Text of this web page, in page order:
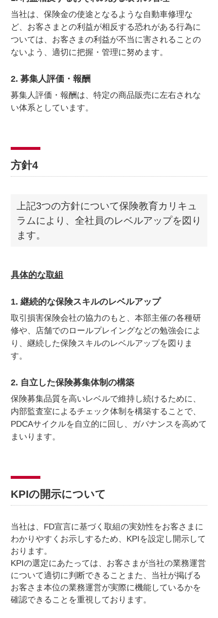
当社は、保険金の使途となるような自動車修理な
ど、お客さまとの利益が相反する恐れがある行為に
ついては、お客さまの利益が不当に害されることの
ないよう、適切に把握・管理に努めます。
2. 募集人評価・報酬
募集人評価・報酬は、特定の商品販売に左右されな
い体系としています。
方針4
上記3つの方針について保険教育カリキュ
ラムにより、全社員のレベルアップを図り
ます。
具体的な取組
1. 継続的な保険スキルのレベルアップ
取引損害保険会社の協力のもと、本部主催の各種研
修や、店舗でのロールプレイングなどの勉強会によ
り、継続した保険スキルのレベルアップを図りま
す。
2. 自立した保険募集体制の構築
保険募集品質を高いレベルで維持し続けるために、
内部監査室によるチェック体制を構築することで、
PDCAサイクルを自立的に回し、ガバナンスを高めて
まいります。
KPIの開示について
当社は、FD宣言に基づく取組の実効性をお客さまに
わかりやすくお示しするため、KPIを設定し開示して
おります。
KPIの選定にあたっては、お客さまが当社の業務運営
について適切に判断できることまた、当社が掲げる
お客さま本位の業務運営が実際に機能しているかを
確認できることを重視しております。